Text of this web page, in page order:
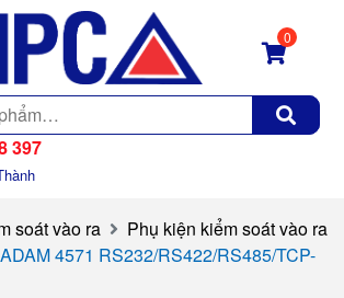
0
397
soát vào ra
Phụ kiện kiểm soát vào ra
4571 RS232/RS422/RS485/TCP-